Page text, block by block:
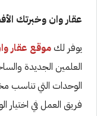
عقار وان وخبرتك
يوفر لكموقع عقار
العلمين الجديدة
الوحدات التي تناسب
فريق العمل في اختيار